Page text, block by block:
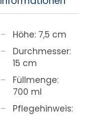
Höhe: 7,5 cm
Durchmesser:
15 cm
Füllmenge:
700 ml
Pflegehinweis: